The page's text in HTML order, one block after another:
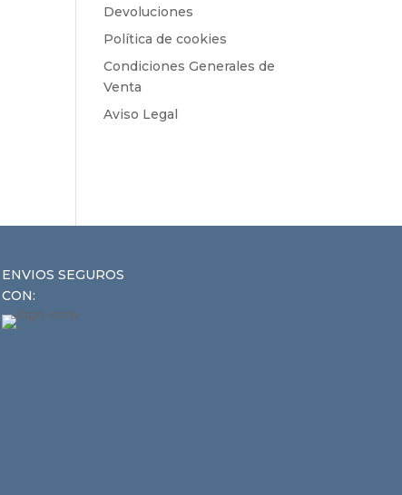
Devoluciones
Política de cookies
Condiciones Generales de
Venta
Aviso Legal
ENVIOS SEGUROS
CON: